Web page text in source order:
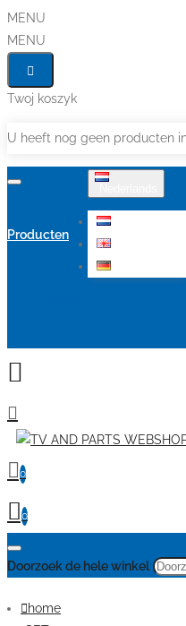
MENU
MENU
Twoj koszyk
U heeft nog geen producten
Producten
0
0
Doorzoek de hele winkel
home